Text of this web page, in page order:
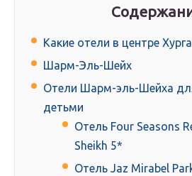
Какие отели в центре
Шарм-Эль-Шейх
Отели Шарм-эль-Шейха
детьми
Отель Four Seasons
Sheikh 5*
Отель Jaz Mirabel